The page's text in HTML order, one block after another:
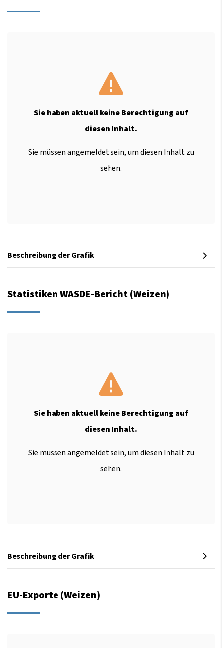
Sie haben aktuell keine Berechtigung auf
diesen Inhalt.
Sie müssen angemeldet sein, um diesen Inhalt zu
sehen.
Beschreibung der Grafik
Statistiken WASDE-Bericht (Weizen)
Sie haben aktuell keine Berechtigung auf
diesen Inhalt.
Sie müssen angemeldet sein, um diesen Inhalt zu
sehen.
Beschreibung der Grafik
EU-Exporte (Weizen)